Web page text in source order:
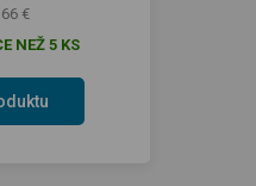
€
NEŽ 5 KS